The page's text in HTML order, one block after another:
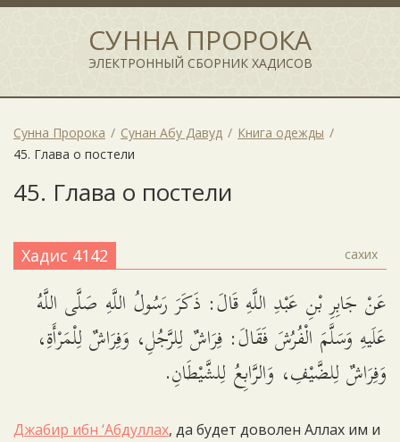
СУННА ПРОРОКА
ЭЛЕКТРОННЫЙ СБОРНИК ХАДИСОВ
Сунна Пророка Сунан Абу Давуд
Книга одежды
45. Глава о постели
45. Глава о постели
Хадис 4142 сахих
عَنْ جَابِرِ بْنِ عَبْدِ اللَّهِ قَالَ: ذَكَرَ رَسُولُ اللَّهِ صَلَّى اللَّهُ
عَلَيهِ وَسَلَّمَ الْفُرُشَ فَقَالَ: فِرَاشٌ لِلرَّجُلِ، وَفِرَاشٌ لِلْمَرْأَةِ،
وَفِرَاشٌ لِلضَّيْفِ، وَالرَّابِعُ لِلشَّيْطَانِ.
Джабир ибн ‘Абдуллах, да будет доволен Аллах им и